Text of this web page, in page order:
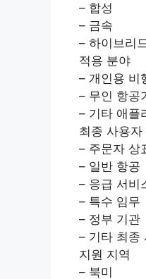
– 합성
– 금속
– 하이브리
적용 분야
– 개인용 비
– 무인 항공
– 기타 애플
최종 사용자
– 주문자 상
– 일반 항공
– 응급 서비
– 특수 임무
– 정부 기관
– 기타 최종
지원 지역
– 북미